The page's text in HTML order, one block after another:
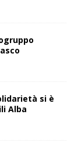
si è
Alba